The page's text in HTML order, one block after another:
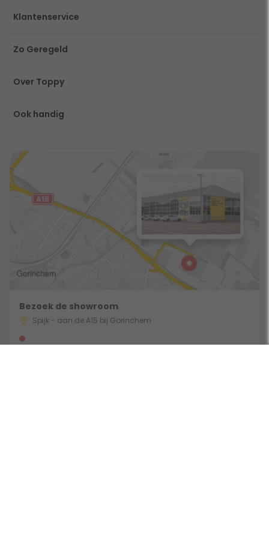
Klantenservice
Zo Geregeld
Over Toppy
Ook handig
Bezoek de showroom
Spijk - aan de A15 bij Gorinchem